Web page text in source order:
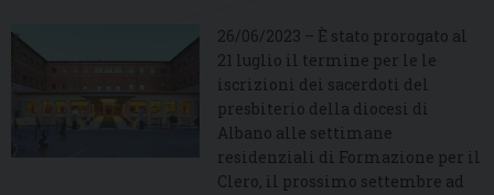
26/06/2023 – È stato prorogato al
21 luglio il termine per le le
iscrizioni dei sacerdoti del
presbiterio della diocesi di
Albano alle settimane
residenziali di Formazione per il
Clero, il prossimo settembre ad